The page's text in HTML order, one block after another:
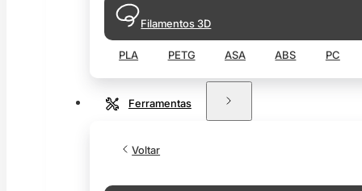
Filamentos 3D
PLA PETG ASA ABS PC
Ferramentas
Voltar